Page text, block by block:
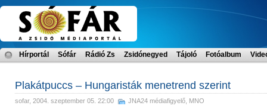
Hírportál Sófár Rádió Zs Zsidónegyed Tájoló Fotóalbum
Plakátpuccs – Hungaristák menetrend szerint
sofar, 2004. szeptember 05. 22:00 JNA24 médiafigyelő MNO